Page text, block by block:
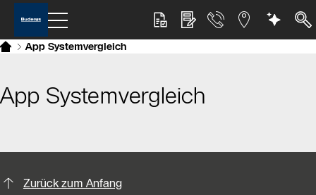
App Systemvergleich
App Systemvergleich
Zurück zum Anfang